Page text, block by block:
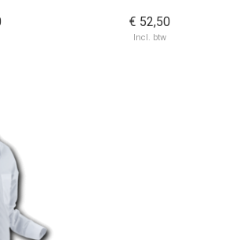
€ 52,50
Incl. btw